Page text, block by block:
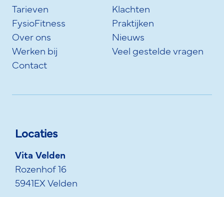
Tarieven
Klachten
FysioFitness
Praktijken
Over ons
Nieuws
Werken bij
Veel gestelde vragen
Contact
Locaties
Vita Velden
Rozenhof 16
5941EX Velden